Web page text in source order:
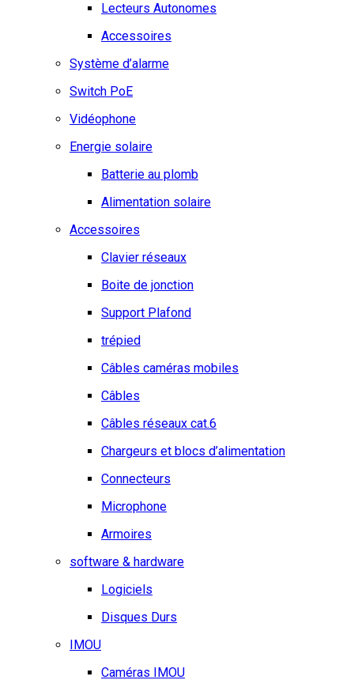
Lecteurs Autonomes
Accessoires
Système d’alarme
Switch PoE
Vidéophone
Energie solaire
Batterie au plomb
Alimentation solaire
Accessoires
Clavier réseaux
Boite de jonction
Support Plafond
trépied
Câbles caméras mobiles
Câbles
Câbles réseaux cat.6
Chargeurs et blocs d’alimentation
Connecteurs
Microphone
Armoires
software & hardware
Logiciels
Disques Durs
IMOU
Caméras IMOU